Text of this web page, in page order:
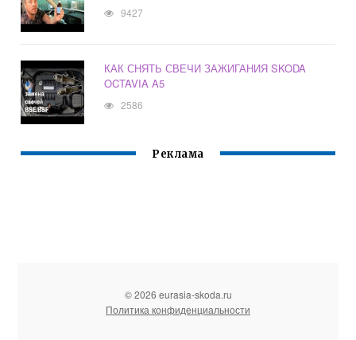
9427
КАК СНЯТЬ СВЕЧИ ЗАЖИГАНИЯ SKODA
OCTAVIA A5
2586
Реклама
© 2026 eurasia-skoda.ru
Политика конфиденциальности